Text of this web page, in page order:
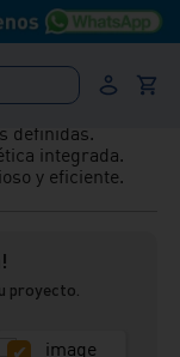
diseño
y fácil
definidas.
integrada.
y eficiente.
proyecto.